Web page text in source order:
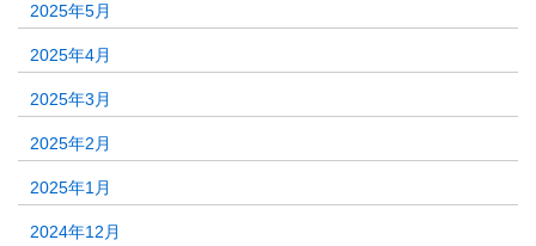
2025年5月
2025年4月
2025年3月
2025年2月
2025年1月
2024年12月